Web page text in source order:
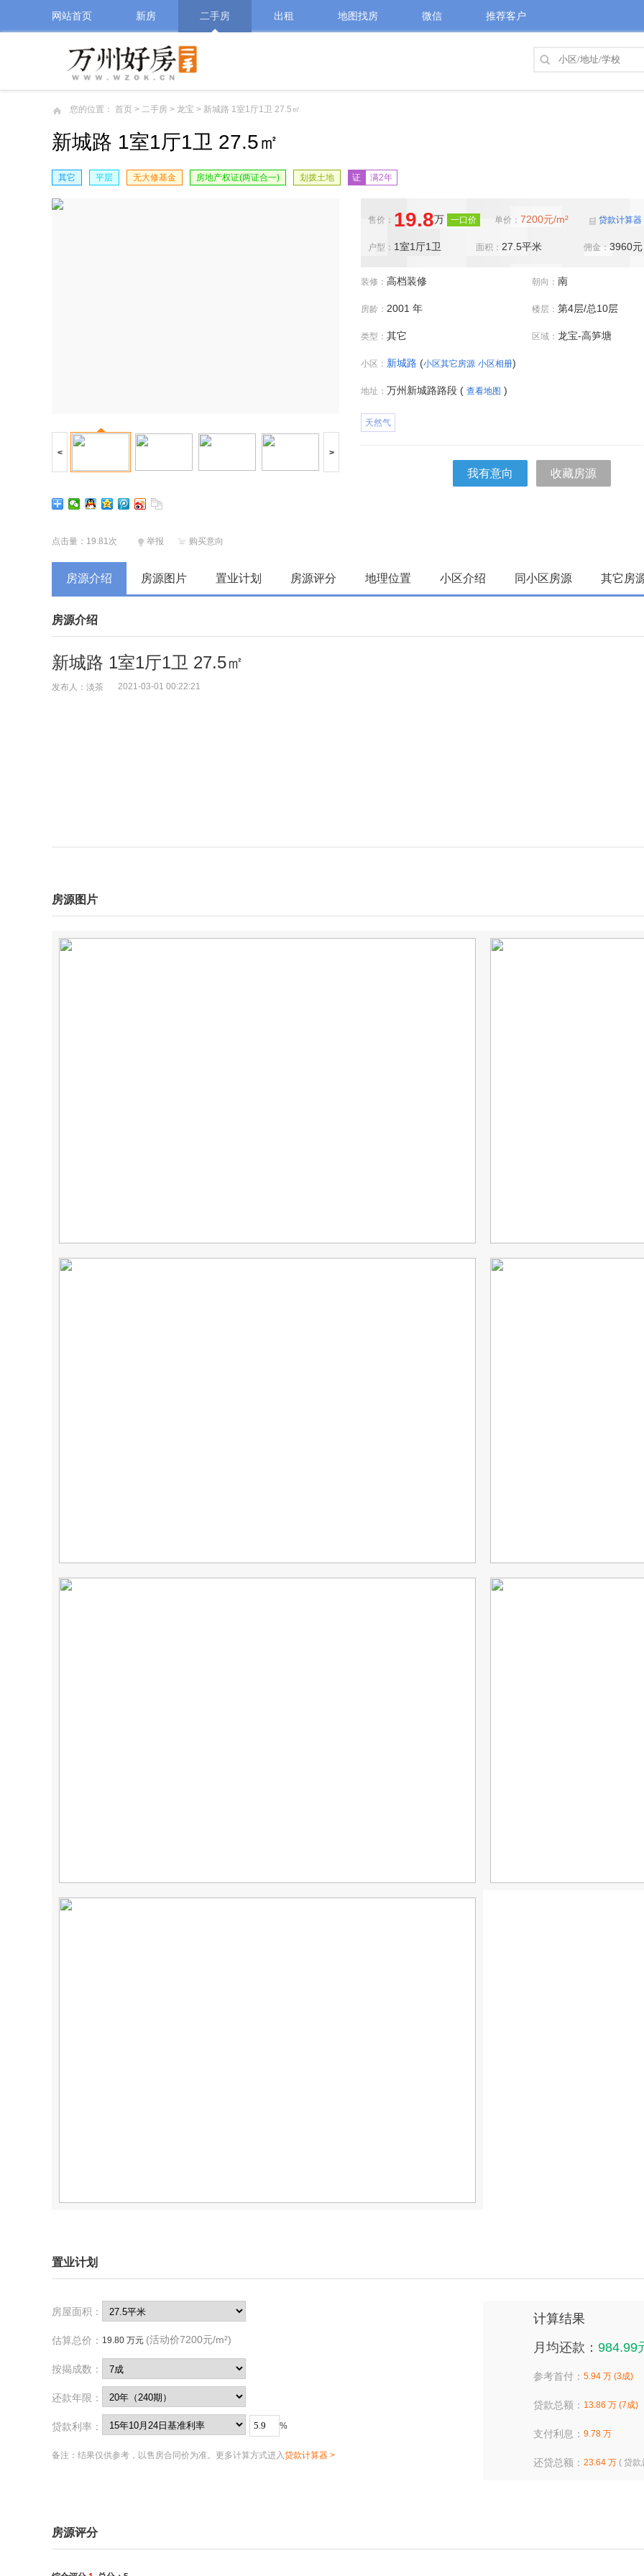
网站首页 新房 二手房 出租 地图找房 微信 推荐客户
您的位置： 首页 > 二手房 > 龙宝 > 新城路 1室1厅1卫 27.5㎡
新城路 1室1厅1卫 27.5㎡
其它 平层 无大修基金 房地产权证(两证合一) 划拨土地 证 满2年
< >
点击量：19.81次 举报 购买意向
售价： 19.8万 一口价 单价： 7200元/m² 贷款计算器
户型： 1室1厅1卫 面积：27.5平米 佣金：3960
装修： 高档装修 朝向： 南
房龄： 2001 年 楼层： 第4层/总10层
类型： 其它 区域： 龙宝-高笋塘
小区： 新城路 (小区其它房源 小区相册)
地址： 万州新城路路段 ( 查看地图 )
天然气
我有意向 收藏房源
房源介绍 房源图片 置业计划 房源评分 地理位置 小区介绍 同小区房源 其它房
房源介绍
新城路 1室1厅1卫 27.5㎡
发布人：淡茶 2021-03-01 00:22:21
房源图片
置业计划
房屋面积：
估算总价： 19.80 万元 (活动价7200元/m²)
按揭成数：
还款年限：
贷款利率： %
备注：结果仅供参考，以售房合同价为准。更多计算方式进入贷款计算器 >
计算结果
月均还款： 984.99
参考首付： 5.94 万 (3成)
贷款总额： 13.86 万 (7成)
支付利息： 9.78 万
还贷总额： 23.64 万 ( 贷款
房源评分